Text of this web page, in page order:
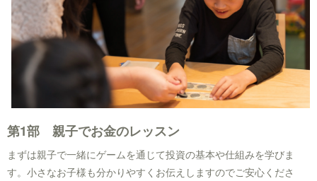
第1部 親子でお金のレッスン
まずは親子で一緒にゲームを通じて投資の基本や仕組みを学びま
す。小さなお子様も分かりやすくお伝えしますのでご安心くださ